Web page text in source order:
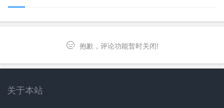
抱歉，评论功能暂时关闭!
关于本站